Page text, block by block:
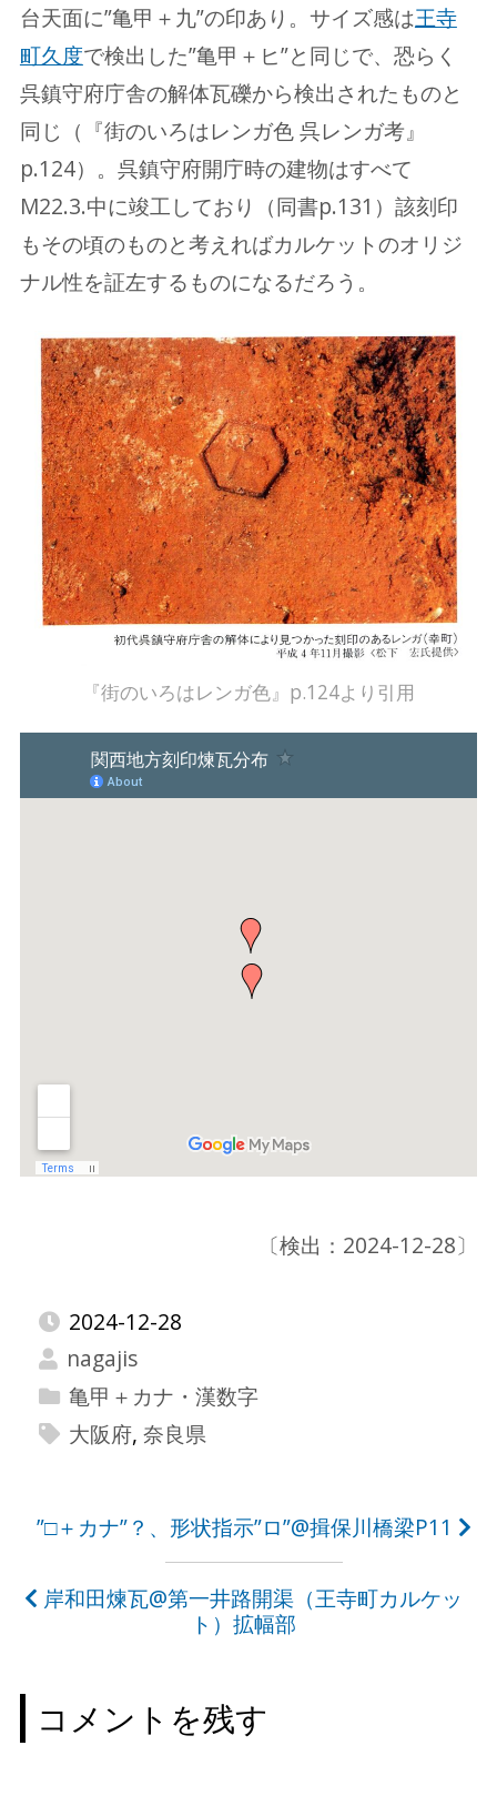
台天面に”亀甲＋九”の印あり。サイズ感は王寺
町久度で検出した”亀甲＋ヒ”と同じで、恐らく
呉鎮守府庁舎の解体瓦礫から検出されたものと
同じ（『街のいろはレンガ色 呉レンガ考』
p.124）。呉鎮守府開庁時の建物はすべて
M22.3.中に竣工しており（同書p.131）該刻印
もその頃のものと考えればカルケットのオリジ
ナル性を証左するものになるだろう。
『街のいろはレンガ色』p.124より引用
〔検出：2024-12-28〕
2024-12-28
nagajis
亀甲＋カナ・漢数字
大阪府, 奈良県
投
ナ
ゲ
ー
”□＋カナ”？、形状指示”ロ”@揖保川橋梁P11
岸和田煉瓦@第一井路開渠（王寺町カルケッ
ト）拡幅部
コメントを残す